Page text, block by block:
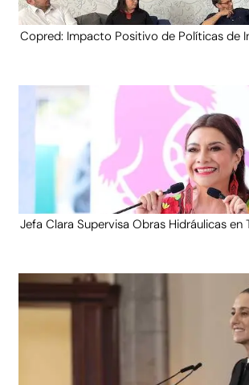
Copred: Impacto Positivo de Políticas de
Jefa Clara Supervisa Obras Hidráulicas en